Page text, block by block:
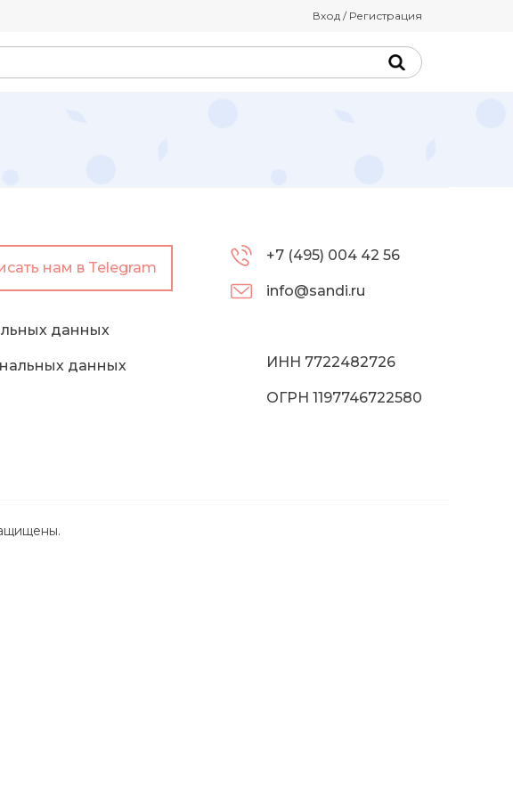
Вход / Регистрация
нам в Telegram
данных
данных
+7 (495) 004 42 56
info@sandi.ru
ИНН 7722482726
ОГРН 1197746722580